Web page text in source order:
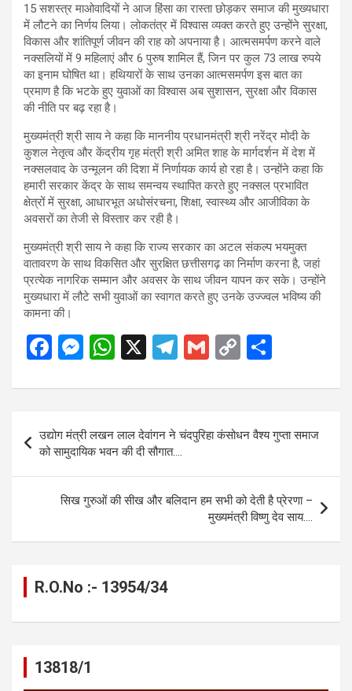
15 सशस्त्र माओवादियों ने आज हिंसा का रास्ता छोड़कर समाज की मुख्यधारा
में लौटने का निर्णय लिया। लोकतंत्र में विश्वास व्यक्त करते हुए उन्होंने सुरक्षा,
विकास और शांतिपूर्ण जीवन की राह को अपनाया है। आत्मसमर्पण करने वाले
नक्सलियों में 9 महिलाएं और 6 पुरुष शामिल हैं, जिन पर कुल 73 लाख रुपये
का इनाम घोषित था। हथियारों के साथ उनका आत्मसमर्पण इस बात का
प्रमाण है कि भटके हुए युवाओं का विश्वास अब सुशासन, सुरक्षा और विकास
की नीति पर बढ़ रहा है।
मुख्यमंत्री श्री साय ने कहा कि माननीय प्रधानमंत्री श्री नरेंद्र मोदी के
कुशल नेतृत्व और केंद्रीय गृह मंत्री श्री अमित शाह के मार्गदर्शन में देश में
नक्सलवाद के उन्मूलन की दिशा में निर्णायक कार्य हो रहा है। उन्होंने कहा कि
हमारी सरकार केंद्र के साथ समन्वय स्थापित करते हुए नक्सल प्रभावित
क्षेत्रों में सुरक्षा, आधारभूत अधोसंरचना, शिक्षा, स्वास्थ्य और आजीविका के
अवसरों का तेजी से विस्तार कर रही है।
मुख्यमंत्री श्री साय ने कहा कि राज्य सरकार का अटल संकल्प भयमुक्त
वातावरण के साथ विकसित और सुरक्षित छत्तीसगढ़ का निर्माण करना है, जहां
प्रत्येक नागरिक सम्मान और अवसर के साथ जीवन यापन कर सके। उन्होंने
मुख्यधारा में लौटे सभी युवाओं का स्वागत करते हुए उनके उज्ज्वल भविष्य की
कामना की।
F
ce
b
o
o
k
M
se
n
g
er
W
at
A
p
p
X
T
e
gr
a
m
G
ail
C
py
Li
n
k
ar
navigation
उद्योग मंत्री लखन लाल देवांगन ने चंदपुरिहा कंसोधन वैश्य गुप्ता समाज
को सामुदायिक भवन की दी सौगात….
सिख गुरुओं की सीख और बलिदान हम सभी को देती है प्रेरणा –
मुख्यमंत्री विष्णु देव साय….
R.O.No :- 13954/34
13818/1